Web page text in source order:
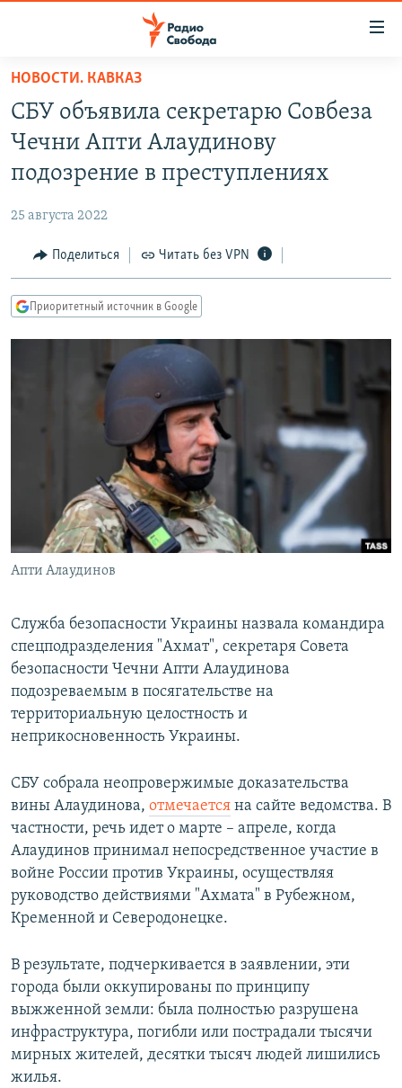
упрощенного
доступа
Вернуться
основному
Вернутся
Вернутся
ПРОГРАММЫ
МНЕНИЯ
КУЛЬТУРА
КАВКАЗ.РЕАЛИИ
СИБИРЬ.РЕАЛИИ
РАСПИСАНИЕ ВЕЩАНИЯ
ПОДПИШИТЕСЬ НА РАССЫЛКУ
СОЦИАЛЬНЫЕ СЕТИ
Все сайты РСЕ/РС
НОВОСТИ. КАВКАЗ
СБУ объявила секретарю Совбеза
Чечни Апти Алаудинову
подозрение в преступлениях
25 августа 2022
Поделиться Читать без VPN
Приоритетный источник в Google
Апти Алаудинов
Служба безопасности Украины назвала командира
спецподразделения "Ахмат", секретаря Совета
безопасности Чечни Апти Алаудинова
подозреваемым в посягательстве на
территориальную целостность и
неприкосновенность Украины.
СБУ собрала неопровержимые доказательства
вины Алаудинова, отмечается на сайте ведомства. В
частности, речь идет о марте – апреле, когда
Алаудинов принимал непосредственное участие в
войне России против Украины, осуществляя
руководство действиями "Ахмата" в Рубежном,
Кременной и Северодонецке.
В результате, подчеркивается в заявлении, эти
города были оккупированы по принципу
выжженной земли: была полностью разрушена
инфраструктура, погибли или пострадали тысячи
мирных жителей, десятки тысяч людей лишились
жилья.